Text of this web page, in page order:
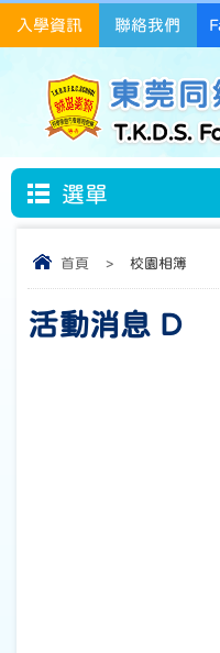
東莞同
T.K.D.S.
入學資訊 聯絡我們
選單
首頁 > 校園相簿
活動消息 D